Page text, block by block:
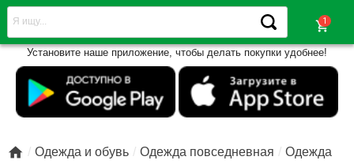
shopping_cart
Установите наше приложение, чтобы делать покупки удобнее!
 Одежда и обувь Одежда повседневная
Одежда